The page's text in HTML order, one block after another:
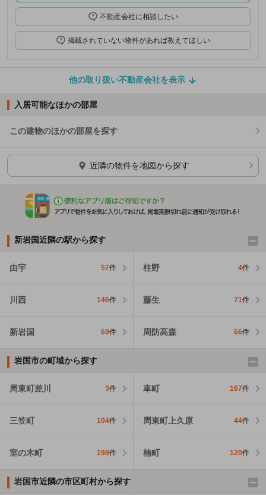
不動産会社に相談したい
掲載されていない物件があれば教えてほしい
他の取り扱い不動産会社を表示
入居可能なほかの部屋
この建物のほかの部屋を探す
ほかの部屋を検索中…
近隣の物件を地図から探す
新岩国近隣の駅から探す
由宇 57件 柱野 4件
川西 146件 藤生 71件
新岩国 69件 周防高森 66件
岩国市の町域から探す
周東町差川 3件 車町 167件
三笠町 104件 周東町上久原 44件
室の木町 198件 楠町 120件
岩国市近隣の市区町村から探す